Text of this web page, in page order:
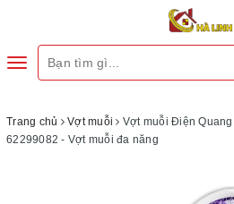
Toggle
Trang chủ Vợt muỗi
Vợt muỗi Điện
62299082 - Vợt muỗi đa năng